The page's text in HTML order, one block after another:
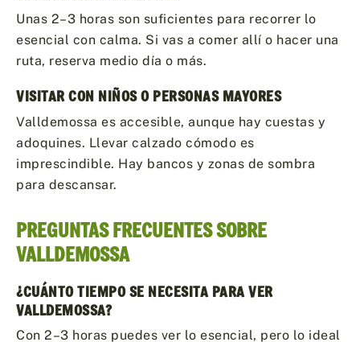
Unas 2–3 horas son suficientes para recorrer lo
esencial con calma. Si vas a comer allí o hacer una
ruta, reserva medio día o más.
VISITAR CON NIÑOS O PERSONAS MAYORES
Valldemossa es accesible, aunque hay cuestas y
adoquines. Llevar calzado cómodo es
imprescindible. Hay bancos y zonas de sombra
para descansar.
PREGUNTAS FRECUENTES SOBRE
VALLDEMOSSA
¿CUÁNTO TIEMPO SE NECESITA PARA VER
VALLDEMOSSA?
Con 2–3 horas puedes ver lo esencial, pero lo ideal